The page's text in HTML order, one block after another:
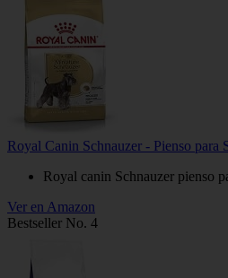
Royal Canin Schnauzer - Pienso para
Royal canin Schnauzer pienso
Ver en Amazon
Bestseller No. 4